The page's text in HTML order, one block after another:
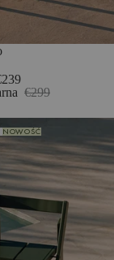
€299
NOWOŚĆ